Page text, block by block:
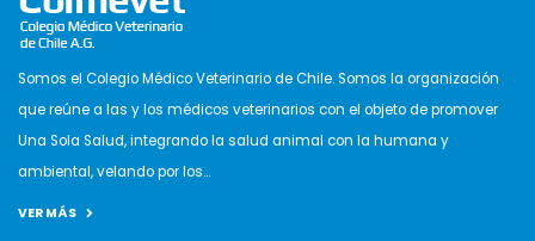
Somos el Colegio Médico Veterinario de Chile. Somos la organización
que reúne a las y los médicos veterinarios con el objeto de promover
Una Sola Salud, integrando la salud animal con la humana y
ambiental, velando por los...
VER MÁS